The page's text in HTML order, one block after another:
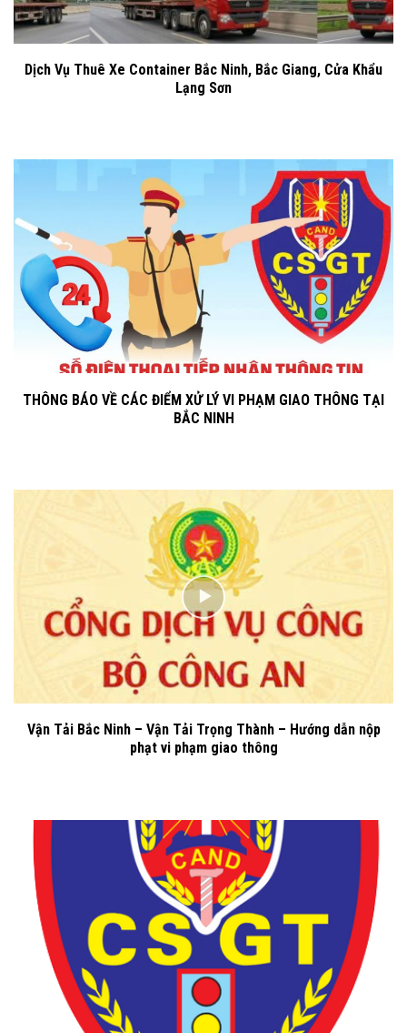
Dịch Vụ Thuê Xe Container Bắc Ninh, Bắc Giang, Cửa Khẩu
Lạng Sơn
THÔNG BÁO VỀ CÁC ĐIỂM XỬ LÝ VI PHẠM GIAO THÔNG TẠI
BẮC NINH
Vận Tải Bắc Ninh – Vận Tải Trọng Thành – Hướng dẫn nộp
phạt vi phạm giao thông